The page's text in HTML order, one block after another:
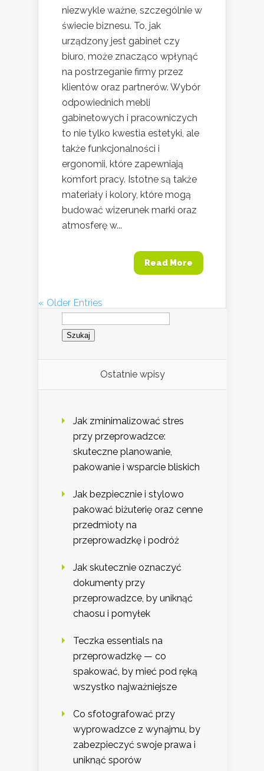
niezwykle ważne, szczególnie w
świecie biznesu. To, jak
urządzony jest gabinet czy
biuro, może znacząco wpłynąć
na postrzeganie firmy przez
klientów oraz partnerów. Wybór
odpowiednich mebli
gabinetowych i pracowniczych
to nie tylko kwestia estetyki, ale
także funkcjonalności i
ergonomii, które zapewniają
komfort pracy. Istotne są także
materiały i kolory, które mogą
budować wizerunek marki oraz
atmosferę w...
Read More
« Older Entries
Szukaj:
Ostatnie wpisy
Jak zminimalizować stres
przy przeprowadzce:
skuteczne planowanie,
pakowanie i wsparcie bliskich
Jak bezpiecznie i stylowo
pakować biżuterię oraz cenne
przedmioty na
przeprowadzkę i podróż
Jak skutecznie oznaczyć
dokumenty przy
przeprowadzce, by uniknąć
chaosu i pomyłek
Teczka essentials na
przeprowadzkę — co
spakować, by mieć pod ręką
wszystko najważniejsze
Co sfotografować przy
wyprowadzce z wynajmu, by
zabezpieczyć swoje prawa i
uniknąć sporów